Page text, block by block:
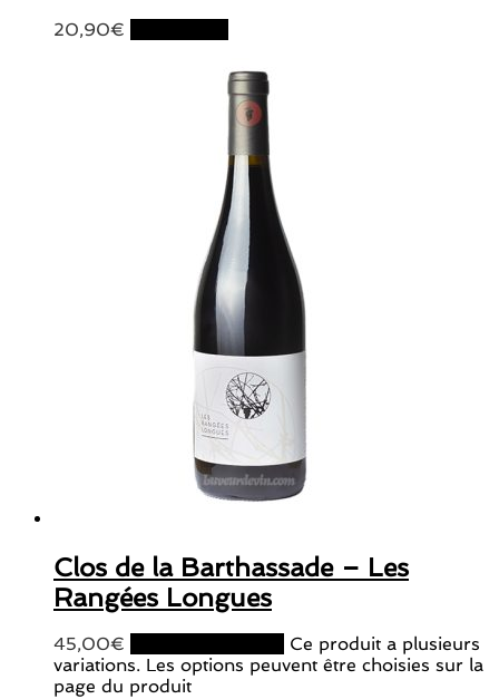
20,90€
Clos de la Barthassade – Les
Rangées Longues
45,00€
Ce produit a plusieurs
variations. Les options peuvent être choisies sur la
page du produit